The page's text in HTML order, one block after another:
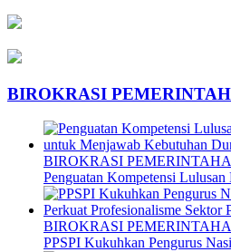
BIROKRASI
BIROKRASI
Penguatan Kompetensi
BIROKRASI
PPSPI Kukuhkan Pengurus